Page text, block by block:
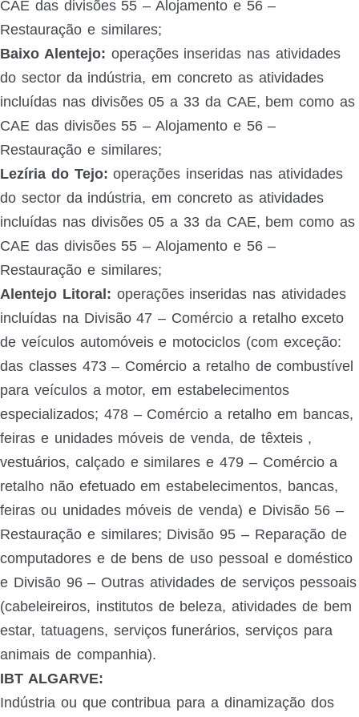
CAE das divisões 55 – Alojamento e 56 –
Restauração e similares;
Baixo Alentejo: operações inseridas nas atividades
do sector da indústria, em concreto as atividades
incluídas nas divisões 05 a 33 da CAE, bem como as
CAE das divisões 55 – Alojamento e 56 –
Restauração e similares;
Lezíria do Tejo: operações inseridas nas atividades
do sector da indústria, em concreto as atividades
incluídas nas divisões 05 a 33 da CAE, bem como as
CAE das divisões 55 – Alojamento e 56 –
Restauração e similares;
Alentejo Litoral: operações inseridas nas atividades
incluídas na Divisão 47 – Comércio a retalho exceto
de veículos automóveis e motociclos (com exceção:
das classes 473 – Comércio a retalho de combustível
para veículos a motor, em estabelecimentos
especializados; 478 – Comércio a retalho em bancas,
feiras e unidades móveis de venda, de têxteis ,
vestuários, calçado e similares e 479 – Comércio a
retalho não efetuado em estabelecimentos, bancas,
feiras ou unidades móveis de venda) e Divisão 56 –
Restauração e similares; Divisão 95 – Reparação de
computadores e de bens de uso pessoal e doméstico
e Divisão 96 – Outras atividades de serviços pessoais
(cabeleireiros, institutos de beleza, atividades de bem
estar, tatuagens, serviços funerários, serviços para
animais de companhia).
IBT ALGARVE:
Indústria ou que contribua para a dinamização dos